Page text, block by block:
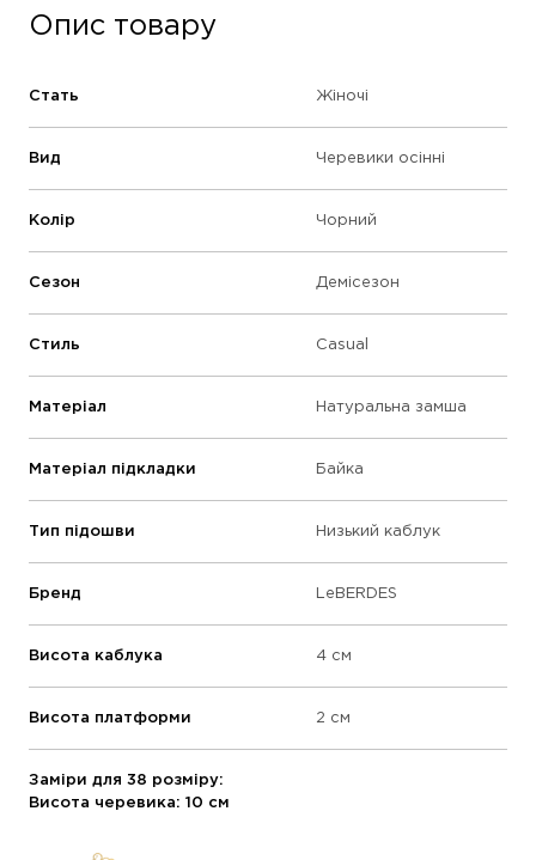
Опис товару
Стать Жіночі
Вид Черевики осінні
Колір Чорний
Сезон Демісезон
Стиль Casual
Матеріал Натуральна замша
Матеріал підкладки Байка
Тип підошви Низький каблук
Бренд LeBERDES
Висота каблука 4 см
Висота платформи 2 см
Заміри для 38 розміру:
Висота черевика: 10 см